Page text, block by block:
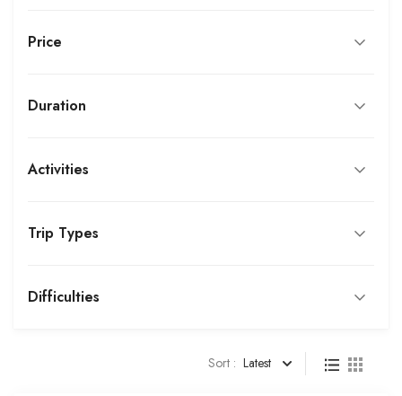
Price
Duration
Activities
Trip Types
Difficulties
Sort : Latest